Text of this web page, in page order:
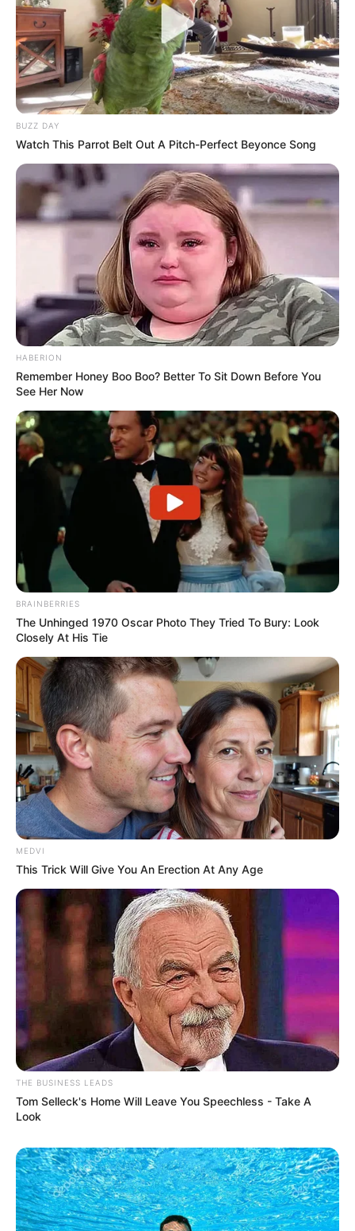
BUZZ DAY
Watch This Parrot Belt Out A Pitch-Perfect Beyonce Song
HABERION
Remember Honey Boo Boo? Better To Sit Down Before You
See Her Now
BRAINBERRIES
The Unhinged 1970 Oscar Photo They Tried To Bury: Look
Closely At His Tie
MEDVI
This Trick Will Give You An Erection At Any Age
THE BUSINESS LEADS
Tom Selleck's Home Will Leave You Speechless - Take A
Look